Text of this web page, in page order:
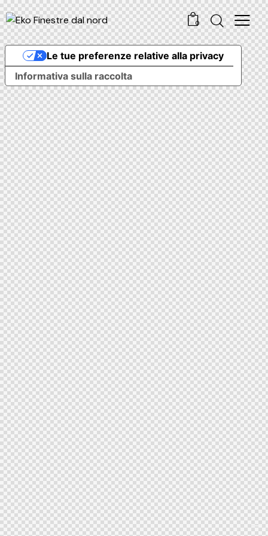
0
Informativa sulla raccolta
Le tue preferenze relative alla privacy